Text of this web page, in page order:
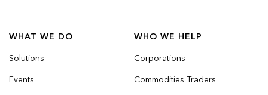
WHAT WE DO
Solutions
Events
WHO WE HELP
Corporations
Commodities Traders